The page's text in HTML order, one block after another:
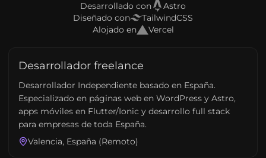
Desarrollado con
Astro
Diseñado con
TailwindCSS
Alojado en
Vercel
Desarrollador freelance
Desarrollador Independiente basado en España.
Especializado en páginas web en WordPress y Astro,
apps móviles en Flutter/Ionic y desarrollo full stack
para empresas de toda España.
Valencia, España (Remoto)